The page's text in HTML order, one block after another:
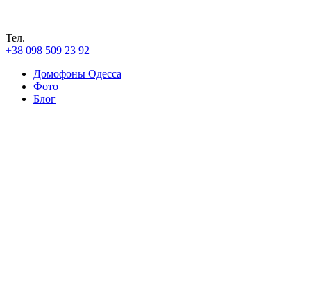
Тел.
+38 098 509 23 92
Домофоны Одесса
Фото
Блог